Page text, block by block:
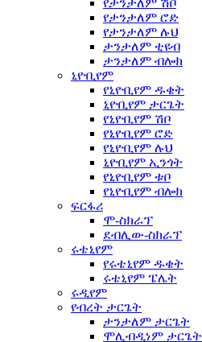
የታንታለም ሽቦ
የታንታለም ሮድ
የታንታለም ሉህ
ታንታለም ቲዩብ
ታንታለም ብሎክ
ኒዮቢየም
የኒዮቢየም ዱቄት
ኒዮቢየም ታርጌት
የኒዮቢየም ሽቦ
የኒዮቢየም ሮድ
የኒዮቢየም ሉህ
ኒዮቢየም ኢንጎት
የኒዮቢየም ቱቦ
የኒዮቢየም ብሎክ
ፍርፋሪ
ሞ-ስክራፕ
ደብሊው-ስክራፕ
ሩቴኒየም
የሩቴኒየም ዱቄት
ሩቴኒየም ፔሌት
ሩዲየም
የብረት ታርጌት
ታንታለም ታርጌት
ሞሊብዲነም ታርጌት